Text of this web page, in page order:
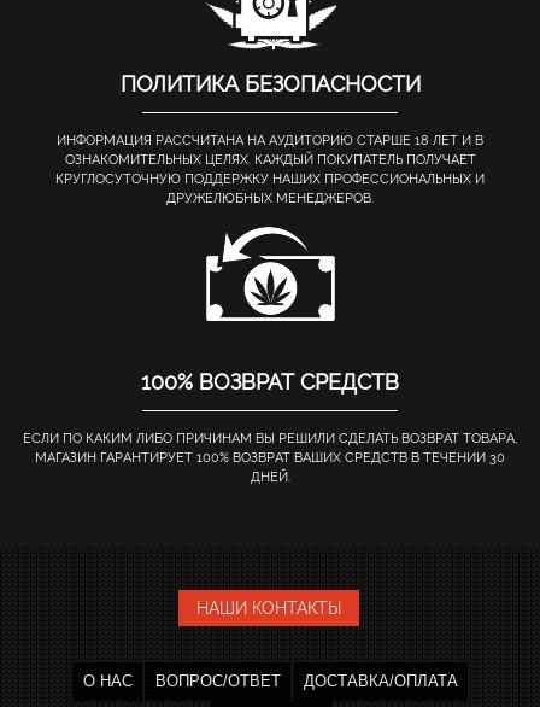
ПОЛИТИКА БЕЗОПАСНОСТИ
ИНФОРМАЦИЯ РАССЧИТАНА НА АУДИТОРИЮ СТАРШЕ 18 ЛЕТ И В
ОЗНАКОМИТЕЛЬНЫХ ЦЕЛЯХ. КАЖДЫЙ ПОКУПАТЕЛЬ ПОЛУЧАЕТ
КРУГЛОСУТОЧНУЮ ПОДДЕРЖКУ НАШИХ ПРОФЕССИОНАЛЬНЫХ И
ДРУЖЕЛЮБНЫХ МЕНЕДЖЕРОВ.
100% ВОЗВРАТ СРЕДСТВ
ЕСЛИ ПО КАКИМ ЛИБО ПРИЧИНАМ ВЫ РЕШИЛИ СДЕЛАТЬ ВОЗВРАТ ТОВАРА,
МАГАЗИН ГАРАНТИРУЕТ 100% ВОЗВРАТ ВАШИХ СРЕДСТВ В ТЕЧЕНИИ 30
ДНЕЙ.
НАШИ КОНТАКТЫ
О НАС ВОПРОС/ОТВЕТ ДОСТАВКА/ОПЛАТА